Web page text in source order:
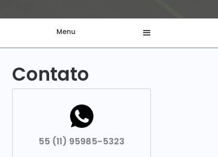
Menu
Contato
55 (11) 95985-5323